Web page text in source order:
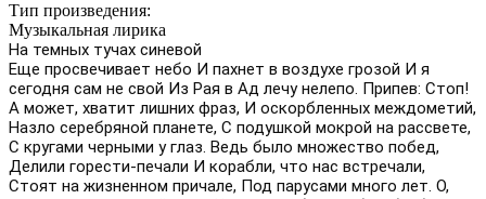
Тип произведения:
Музыкальная лирика
На темных тучах синевой
Еще просвечивает небо И пахнет в воздухе грозой И я
сегодня сам не свой Из Рая в Ад лечу нелепо. Припев: Стоп!
А может, хватит лишних фраз, И оскорбленных междометий,
Назло серебряной планете, С подушкой мокрой на рассвете,
С кругами черными у глаз. Ведь было множество побед,
Делили горести-печали И корабли, что нас встречали,
Стоят на жизненном причале, Под парусами много лет. О,